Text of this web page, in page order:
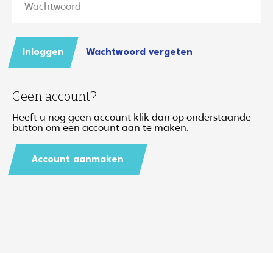
Inloggen Wachtwoord vergeten
Geen account?
Heeft u nog geen account klik dan op onderstaande
button om een account aan te maken.
Account aanmaken